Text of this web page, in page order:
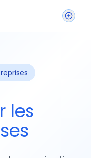
les